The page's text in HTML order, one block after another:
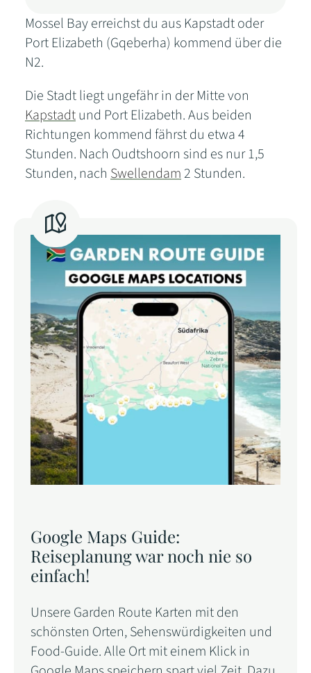
Mossel Bay erreichst du aus Kapstadt oder
Port Elizabeth (Gqeberha) kommend über die
N2.
Die Stadt liegt ungefähr in der Mitte von
Kapstadtund Port Elizabeth. Aus beiden
Richtungen kommend fährst du etwa 4
Stunden. Nach Oudtshoorn sind es nur 1,5
Stunden, nach Swellendam2 Stunden.
Google Maps Guide:
Reiseplanung war noch nie so
einfach!
Unsere Garden Route Karten mit den
schönsten Orten, Sehenswürdigkeiten und
Food-Guide. Alle Ort mit einem Klick in